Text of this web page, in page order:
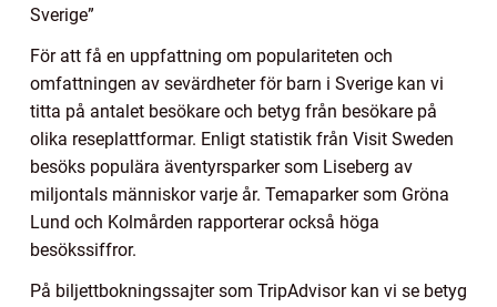
Sverige”
För att få en uppfattning om populariteten och
omfattningen av sevärdheter för barn i Sverige kan vi
titta på antalet besökare och betyg från besökare på
olika reseplattformar. Enligt statistik från Visit Sweden
besöks populära äventyrsparker som Liseberg av
miljontals människor varje år. Temaparker som Gröna
Lund och Kolmården rapporterar också höga
besökssiffror.
På biljettbokningssajter som TripAdvisor kan vi se betyg